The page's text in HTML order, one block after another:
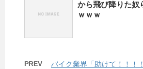
から飛び降りた奴
ｗｗｗ
PREV
バイク業界「助けて！！！